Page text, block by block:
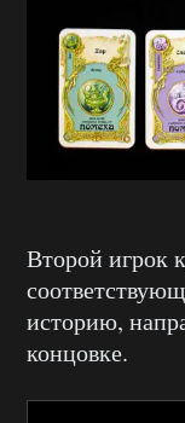
Второй игрок
историю,
концовке.